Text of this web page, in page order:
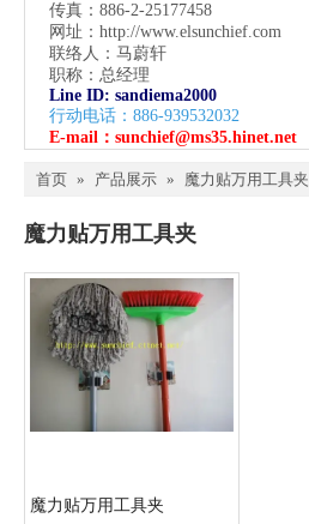
传真：886-2-25177458
网址： http://www.elsunchief.com
联络人：马蔚轩
职称：总经理
Line ID: sandiema2000
行动电话：886-939532032
E-mail： sunchief@ms35.hinet.net
首页 » 产品展示 » 魔力贴万用工具夹
魔力贴万用工具夹
魔力贴万用工具夹